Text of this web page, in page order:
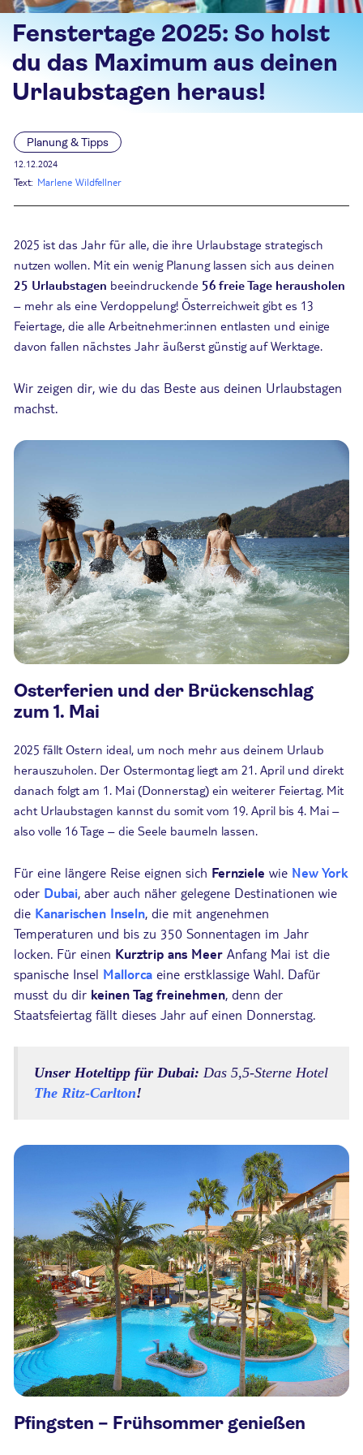
Fenstertage 2025: So holst
du das Maximum aus deinen
Urlaubstagen heraus!
Planung & Tipps
12.12.2024
Text: Marlene Wildfellner
2025 ist das Jahr für alle, die ihre Urlaubstage strategisch
nutzen wollen. Mit ein wenig Planung lassen sich aus deinen
25 Urlaubstagen beeindruckende 56 freie Tage herausholen
– mehr als eine Verdoppelung! Österreichweit gibt es 13
Feiertage, die alle Arbeitnehmer:innen entlasten und einige
davon fallen nächstes Jahr äußerst günstig auf Werktage.
Wir zeigen dir, wie du das Beste aus deinen Urlaubstagen
machst.
Osterferien und der Brückenschlag
zum 1. Mai
2025 fällt Ostern ideal, um noch mehr aus deinem Urlaub
herauszuholen. Der Ostermontag liegt am 21. April und direkt
danach folgt am 1. Mai (Donnerstag) ein weiterer Feiertag. Mit
acht Urlaubstagen kannst du somit vom 19. April bis 4. Mai –
also volle 16 Tage – die Seele baumeln lassen.
Für eine längere Reise eignen sich Fernziele wie New York
oder Dubai, aber auch näher gelegene Destinationen wie
die Kanarischen Inseln, die mit angenehmen
Temperaturen und bis zu 350 Sonnentagen im Jahr
locken. Für einen Kurztrip ans Meer Anfang Mai ist die
spanische Insel Mallorca eine erstklassige Wahl. Dafür
musst du dir keinen Tag freinehmen, denn der
Staatsfeiertag fällt dieses Jahr auf einen Donnerstag.
Unser Hoteltipp für Dubai: Das 5,5-Sterne Hotel
The Ritz-Carlton!
Pfingsten – Frühsommer genießen